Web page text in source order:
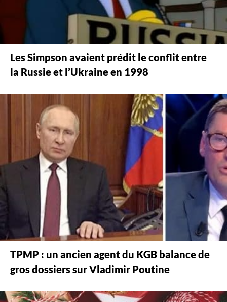
Les Simpson avaient prédit le conflit entre
la Russie et l’Ukraine en 1998
TPMP : un ancien agent du KGB balance de
gros dossiers sur Vladimir Poutine